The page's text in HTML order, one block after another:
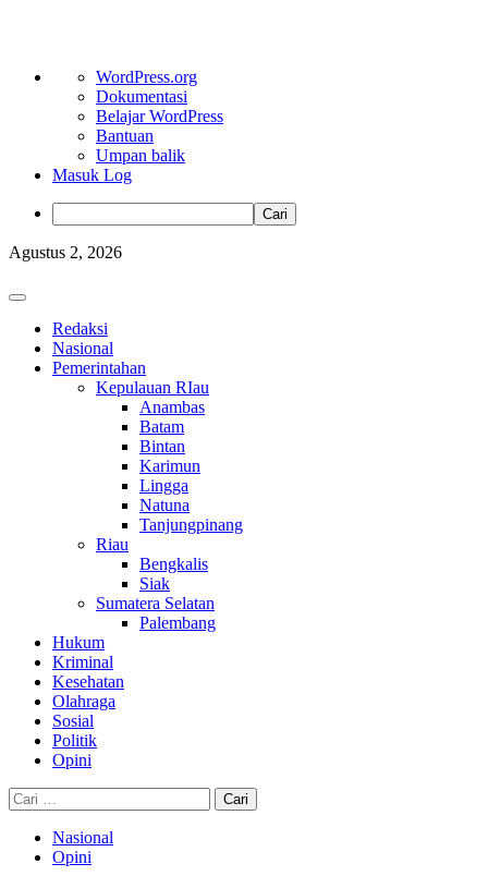
Tentang
WordPress
WordPress.org
Dokumentasi
Belajar WordPress
Bantuan
Umpan balik
Masuk Log
Cari
Skip
content
Agustus 2, 2026
Primary
Redaksi
Nasional
Pemerintahan
Kepulauan RIau
Anambas
Batam
Bintan
Karimun
Lingga
Natuna
Tanjungpinang
Riau
Bengkalis
Siak
Sumatera Selatan
Palembang
Hukum
Kriminal
Kesehatan
Olahraga
Sosial
Politik
Opini
Cari
untuk:
Nasional
Opini